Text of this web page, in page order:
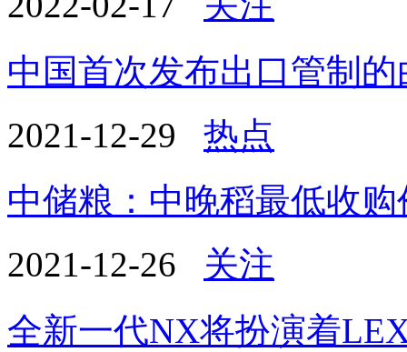
中国首次发布出口管制的
2021-12-29 热点
中储粮：中晚稻最低收购
2021-12-26 关注
全新一代NX将扮演着